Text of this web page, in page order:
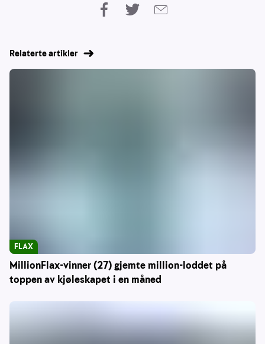
Relaterte artikler
MillionFlax-vinner (27) gjemte million-loddet på
toppen av kjøleskapet i en måned
FLAX